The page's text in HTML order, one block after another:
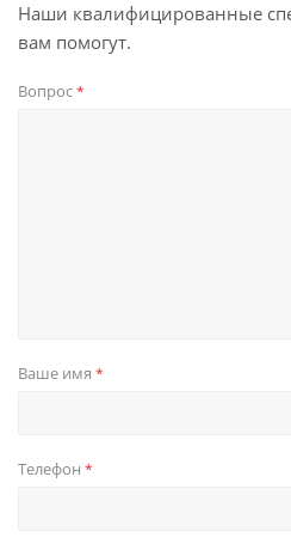
Наши квалифицированные
вам помогут.
Вопрос*
Ваше имя *
Телефон *